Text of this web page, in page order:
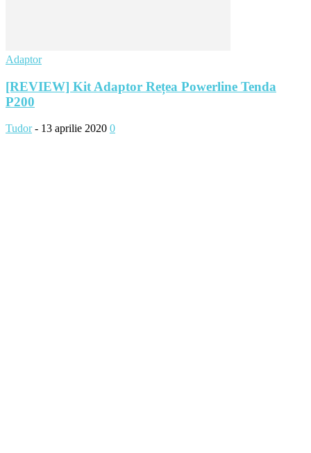
Adaptor
[REVIEW] Kit Adaptor Rețea Powerline Tenda
P200
Tudor - 13 aprilie 2020 0